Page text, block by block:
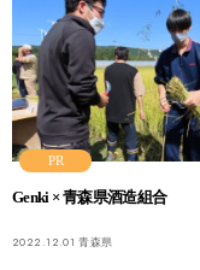
PR
Genki × 青森県酒造組合
2022.12.01 青森県